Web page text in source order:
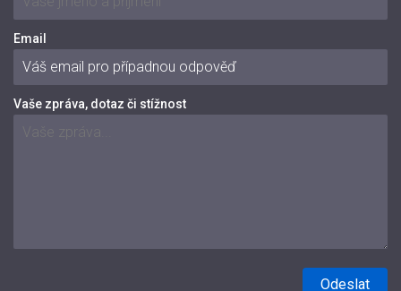
Email
Vaše zpráva, dotaz či stížnost